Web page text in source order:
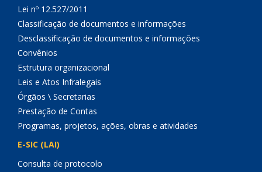
Lei nº 12.527/2011
Classificação de documentos e informações
Desclassificação de documentos e informações
Convênios
Estrutura organizacional
Leis e Atos Infralegais
Órgãos \ Secretarias
Prestação de Contas
Programas, projetos, ações, obras e atividades
E-SIC (LAI)
Consulta de protocolo